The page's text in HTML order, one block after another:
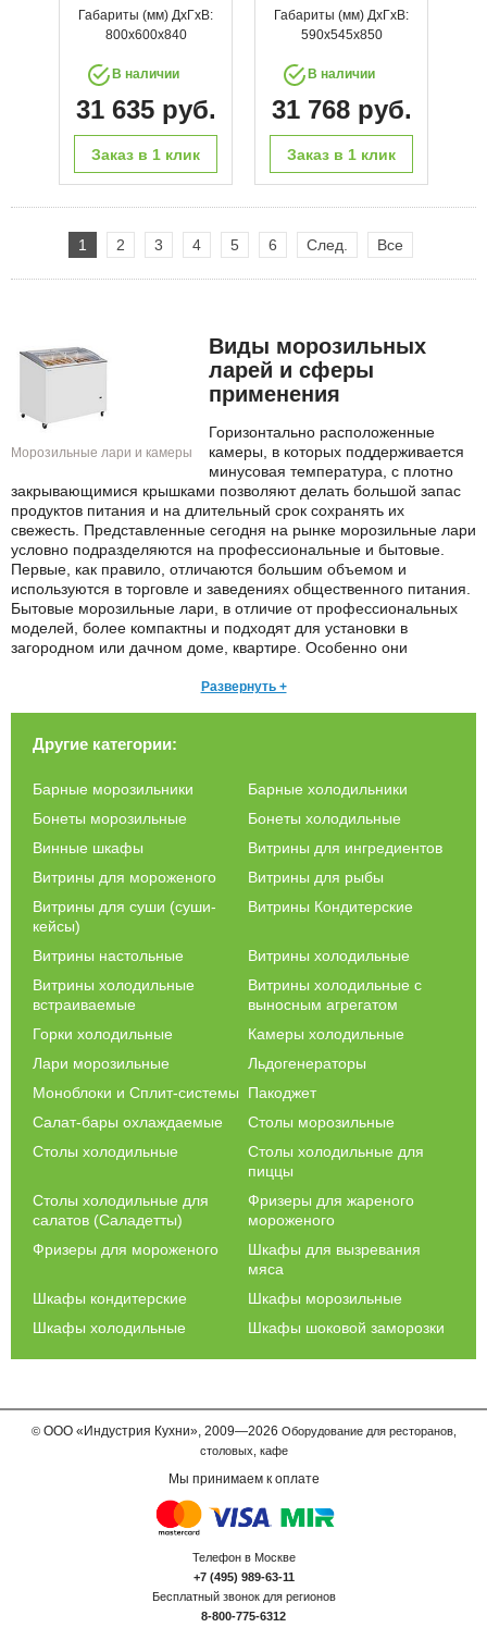
Габариты (мм) ДхГхВ:
800х600х840
В наличии
31 635 руб.
Заказ в 1 клик
Габариты (мм) ДхГхВ:
590x545x850
В наличии
31 768 руб.
Заказ в 1 клик
1 2 3 4 5 6 След. Все
Морозильные лари и камеры
Виды морозильных
ларей и сферы
применения
Горизонтально расположенные
камеры, в которых поддерживается
минусовая температура, с плотно
закрывающимися крышками позволяют делать большой запас
продуктов питания и на длительный срок сохранять их
свежесть. Представленные сегодня на рынке морозильные лари
условно подразделяются на профессиональные и бытовые.
Первые, как правило, отличаются большим объемом и
используются в торговле и заведениях общественного питания.
Бытовые морозильные лари, в отличие от профессиональных
моделей, более компактны и подходят для установки в
загородном или дачном доме, квартире. Особенно они
овощей, ягод и фруктов и предпочитает сохранять урожай
Особенности морозильных ларей
Внутри морозильных ларей поддерживается стабильная
температура, которую можно регулировать с учетом требований
к хранению того или иного вида продуктов. Если происходит
незапланированное отключение электричества, то продукты на
длительное время остаются замороженными (от 7 до 74 часов в
зависимости от модели).
Морозильные лари отличаются:
конструктивными особенностями – есть модели с откидными
глухими или сдвижными прозрачными крышками;
полезным объемом камеры – от 95 до 500 литров и более;
климатическим классом;
габаритами;
классом энергопотребления.
составлять от -12 до -26 градусов. В зависимости от объема
камеры можно замораживать 8-40 кг продуктов. Большинство
моделей комплектуются проволочными корзинами, что
В нашей компании можно купить морозильный ларь для
магазинов, для использования на кухнях заведений
общественного питания, в домах и квартирах. Для каждого
и цене.
Развернуть +
Другие категории:
Барные морозильники
Барные холодильники
Бонеты морозильные
Бонеты холодильные
Винные шкафы
Витрины для ингредиентов
Витрины для мороженого
Витрины для рыбы
Витрины для суши (суши-
кейсы)
Витрины Кондитерские
Витрины настольные
Витрины холодильные
Витрины холодильные
встраиваемые
Витрины холодильные с
выносным агрегатом
Горки холодильные
Камеры холодильные
Лари морозильные
Льдогенераторы
Моноблоки и Сплит-системы
Пакоджет
Салат-бары охлаждаемые
Столы морозильные
Столы холодильные
Столы холодильные для
пиццы
Столы холодильные для
салатов (Саладетты)
Фризеры для жареного
мороженого
Фризеры для мороженого
Шкафы для вызревания
мяса
Шкафы кондитерские
Шкафы морозильные
Шкафы холодильные
Шкафы шоковой заморозки
© ООО «Индустрия Кухни»,2009—2026 Оборудование для ресторанов,
столовых, кафе
Мы принимаем к оплате
Телефон в Москве
+7 (495) 989-63-11
Бесплатный звонок для регионов
8-800-775-6312